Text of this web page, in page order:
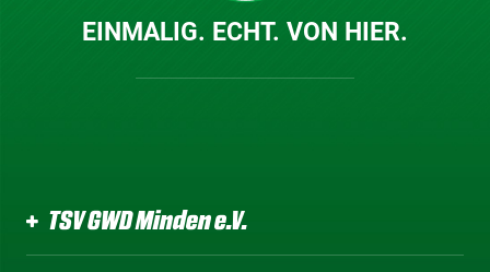
EINMALIG. ECHT. VON HIER.
TSV GWD Minden e.V.